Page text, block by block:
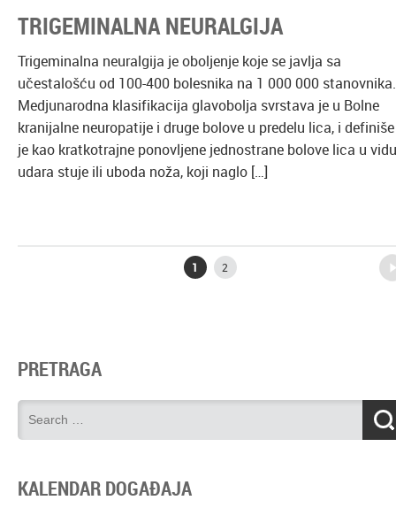
TRIGEMINALNA NEURALGIJA
Trigeminalna neuralgija je oboljenje koje se javlja sa
učestalošću od 100-400 bolesnika na 1 000 000 stanovnika.
Medjunarodna klasifikacija glavobolja svrstava je u Bolne
kranijalne neuropatije i druge bolove u predelu lica, i definiše
je kao kratkotrajne ponovljene jednostrane bolove lica u vidu
udara stuje ili uboda noža, koji naglo […]
1 2
PRETRAGA
KALENDAR DOGAĐAJA